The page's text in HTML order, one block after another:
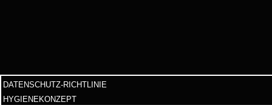
DATENSCHUTZ-RICHTLINIE
HYGIENEKONZEPT